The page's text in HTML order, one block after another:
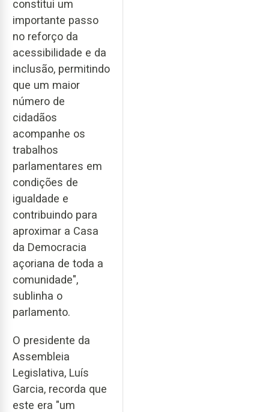
constitui um
importante passo
no reforço da
acessibilidade e da
inclusão, permitindo
que um maior
número de
cidadãos
acompanhe os
trabalhos
parlamentares em
condições de
igualdade e
contribuindo para
aproximar a Casa
da Democracia
açoriana de toda a
comunidade",
sublinha o
parlamento.
O presidente da
Assembleia
Legislativa, Luís
Garcia, recorda que
este era "um